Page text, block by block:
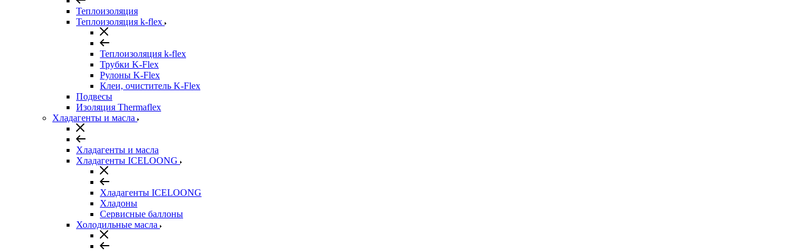
Теплоизоляция
Теплоизоляция k-flex
Теплоизоляция k-flex
Трубки K-Flex
Рулоны K-Flex
Клеи, очиститель K-Flex
Подвесы
Изоляция Thermaflex
Хладагенты и масла
Хладагенты и масла
Хладагенты ICELOONG
Хладагенты ICELOONG
Хладоны
Сервисные баллоны
Холодильные масла